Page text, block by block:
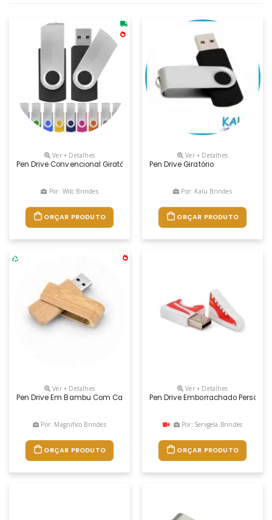
Ver + Detalhes
Pen Drive Convencional Giratório (canivete). Corpo Plástico Com
Por: Wdc Brindes
ORÇAR PRODUTO
Ver + Detalhes
Pen Drive Giratório
Por: Kalu Brindes
ORÇAR PRODUTO
Ver + Detalhes
Pen Drive Em Bambu Com Capacidade De 8gb. 59 X 19 X 12 Mm.
Por: Magnifico Brindes
ORÇAR PRODUTO
Ver + Detalhes
Pen Drive Emborrachado
Por: Servgela Brindes
ORÇAR PRODUTO